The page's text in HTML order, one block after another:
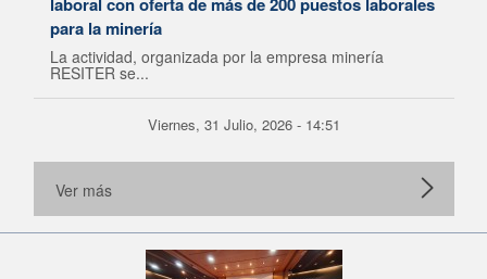
para la minería
La actividad, organizada por la empresa minería
RESITER se...
Viernes, 31 Julio, 2026 - 14:51
Ver más